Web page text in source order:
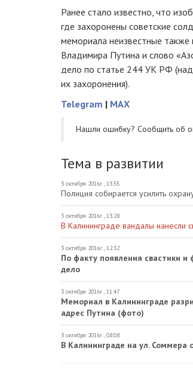
Ранее стало известно, что
где захоронены советские
мемориала неизвестные
Владимира Путина и слово
дело по статье 244 УК РФ
их захоронения).
Telegram | MAX
Нашли ошибку? Cообщить об
Тема в развитии
3 октября 2016г., 13:55
Полиция собирается усилить
3 октября 2016г., 13:28
В Калининграде вандалы нанесли
3 октября 2016г., 12:32
По факту появления свастики
дело
3 октября 2016г., 11:47
Мемориал в Калининграде
адрес Путина (фото)
3 октября 2016г., 08:08
В Калининграде на ул. Соммера